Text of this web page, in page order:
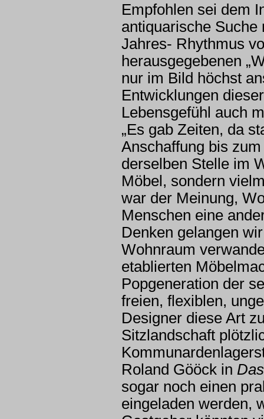
Empfohlen sei dem
antiquarische
Jahres- Rhythmus
herausgegebenen
nur im Bild höchst
Entwicklungen
Lebensgefühl auch
„Es gab Zeiten, da
Anschaffung bis
derselben Stelle im
Möbel, sondern
war der Meinung,
Menschen eine
Denken gelangen
Wohnraum
etablierten
Popgeneration der
freien, flexiblen,
Designer diese Art
Sitzlandschaft
Roland Gööck in
sogar noch einen
eingeladen werden,